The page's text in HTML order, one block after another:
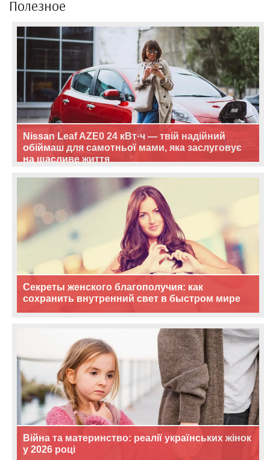
Полезное
Nissan Leaf AZE0 24 кВт·ч — твій надійний
обіймаш для самотньої мами, яка заслуговує
на щасливе життя
Секреты женского благополучия: как
сохранить внутренний свет в быстром мире
Війна та материнство: реалії українських жінок
у 2026 році